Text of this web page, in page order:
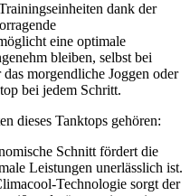
dank der
eine optimale
bleiben, selbst bei
morgendliche Joggen oder
bei jedem Schritt.
dieses Tanktops gehören:
Schnitt fördert die
Leistungen unerlässlich ist.
Technologie sorgt der